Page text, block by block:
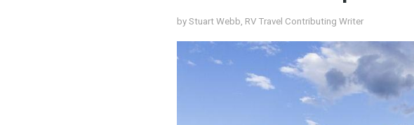
by Stuart Webb, RV Travel Contributing Writer